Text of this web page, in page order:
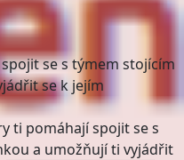
se s týmem stojícím
se k jejím
ti pomáhají spojit se s
a umožňují ti vyjádřit